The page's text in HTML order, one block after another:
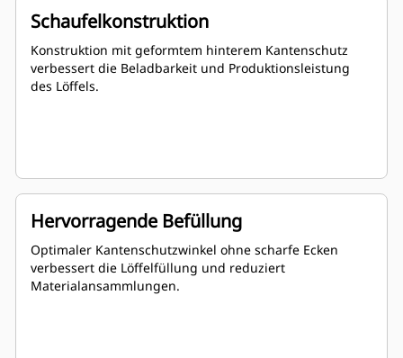
Schaufelkonstruktion
Konstruktion mit geformtem hinterem Kantenschutz
verbessert die Beladbarkeit und Produktionsleistung
des Löffels.
Hervorragende Befüllung
Optimaler Kantenschutzwinkel ohne scharfe Ecken
verbessert die Löffelfüllung und reduziert
Materialansammlungen.